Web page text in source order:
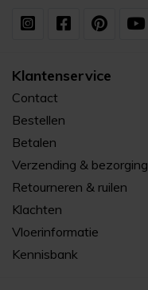
Klantenservice
Contact
Bestellen
Betalen
Verzending & bezorging
Retourneren & ruilen
Klachten
Vloerinformatie
Kennisbank